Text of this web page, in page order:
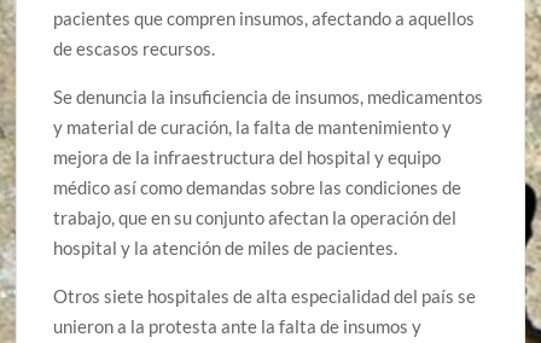
pacientes que compren insumos, afectando a aquellos
de escasos recursos.
Se denuncia la insuficiencia de insumos, medicamentos
y material de curación, la falta de mantenimiento y
mejora de la infraestructura del hospital y equipo
médico así como demandas sobre las condiciones de
trabajo, que en su conjunto afectan la operación del
hospital y la atención de miles de pacientes.
Otros siete hospitales de alta especialidad del país se
unieron a la protesta ante la falta de insumos y